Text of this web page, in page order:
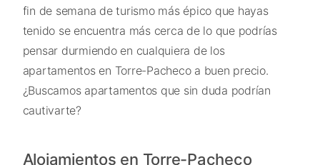
fin de semana de turismo más épico que hayas
tenido se encuentra más cerca de lo que podrías
pensar durmiendo en cualquiera de los
apartamentos en Torre-Pacheco a buen precio.
¿Buscamos apartamentos que sin duda podrían
cautivarte?
Alojamientos en Torre-Pacheco